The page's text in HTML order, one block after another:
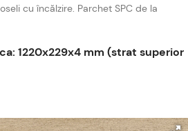
cu încălzire. Parchet SPC de la
1220x229x4 mm (strat superior